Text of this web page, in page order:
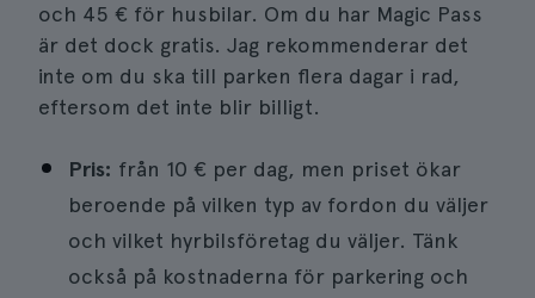
och 45 € för husbilar. Om du har Magic Pass
är det dock gratis. Jag rekommenderar det
inte om du ska till parken flera dagar i rad,
eftersom det inte blir billigt.
Pris: från 10 € per dag, men priset ökar
beroende på vilken typ av fordon du väljer
och vilket hyrbilsföretag du väljer. Tänk
också på kostnaderna för parkering och